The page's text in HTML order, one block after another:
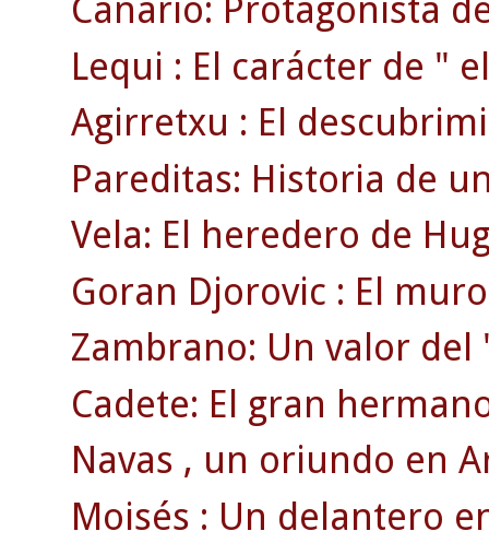
Canario: Protagonista
Lequi : El carácter de "
Agirretxu : El
Pareditas: Historia de
Vela: El heredero de
Goran Djorovic : El
Zambrano: Un valor del
Cadete: El gran
Navas , un oriundo en
Moisés : Un delantero